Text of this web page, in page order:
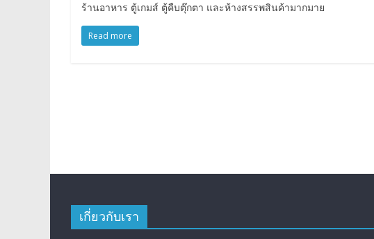
ร้านอาหาร ตู้เกมส์ ตู้คืบตุ๊กตา และห้างสรรพสินค้ามากมาย
Read more
เกี่ยวกับเรา